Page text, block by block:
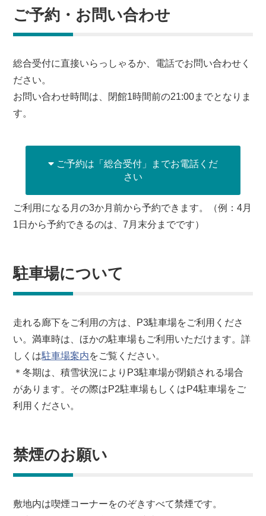
ご予約・お問い合わせ
総合受付に直接いらっしゃるか、電話でお問い合わせく
ださい。
お問い合わせ時間は、閉館1時間前の21:00までとなりま
す。
ご予約は「総合受付」までお電話くだ
さい
ご利用になる月の3か月前から予約できます。（例：4月
1日から予約できるのは、7月末分までです）
駐車場について
走れる廊下をご利用の方は、P3駐車場をご利用くださ
い。満車時は、ほかの駐車場もご利用いただけます。詳
しくは駐車場案内をご覧ください。
＊冬期は、積雪状況によりP3駐車場が閉鎖される場合
があります。その際はP2駐車場もしくはP4駐車場をご
利用ください。
禁煙のお願い
敷地内は喫煙コーナーをのぞきすべて禁煙です。